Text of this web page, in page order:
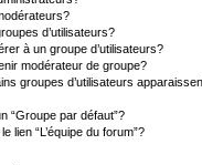
d’utilisateurs?
à un groupe d’utilisateurs?
modérateur de groupe?
groupes d’utilisateurs
“Groupe par défaut”?
lien “L’équipe du forum”?